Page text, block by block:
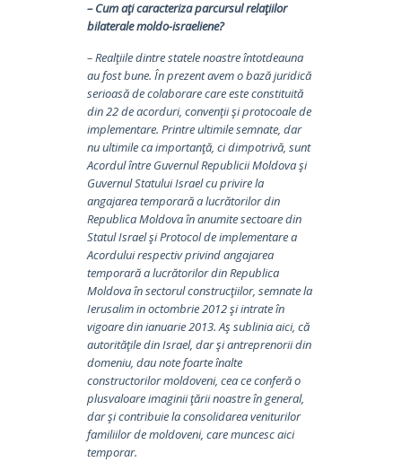
– Cum aţi caracteriza parcursul relaţiilor
bilaterale moldo-israeliene?
– Realţiile dintre statele noastre întotdeauna
au fost bune. În prezent avem o bază juridică
serioasă de colaborare care este constituită
din 22 de acorduri, convenţii şi protocoale de
implementare. Printre ultimile semnate, dar
nu ultimile ca importanţă, ci dimpotrivă, sunt
Acordul între Guvernul Republicii Moldova şi
Guvernul Statului Israel cu privire la
angajarea temporară a lucrătorilor din
Republica Moldova în anumite sectoare din
Statul Israel şi Protocol de implementare a
Acordului respectiv privind angajarea
temporară a lucrătorilor din Republica
Moldova în sectorul construcţiilor, semnate la
Ierusalim in octombrie 2012 şi intrate în
vigoare din ianuarie 2013. Aş sublinia aici, că
autorităţile din Israel, dar şi antreprenorii din
domeniu, dau note foarte înalte
constructorilor moldoveni, cea ce conferă o
plusvaloare imaginii ţării noastre în general,
dar şi contribuie la consolidarea veniturilor
familiilor de moldoveni, care muncesc aici
temporar.